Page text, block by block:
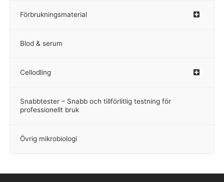
Förbrukningsmaterial
Blod & serum
Cellodling
–
Snabbtester – Snabb och tillförlitlig testning för
professionellt bruk
–
Övrig mikrobiologi
–